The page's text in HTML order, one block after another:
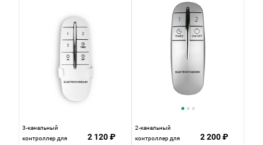
3-канальный
контроллер для
2 120 ₽
2-канальный
контроллер для
2 200 ₽